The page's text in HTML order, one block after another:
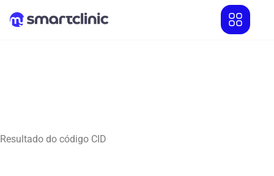
Resultado do código CID